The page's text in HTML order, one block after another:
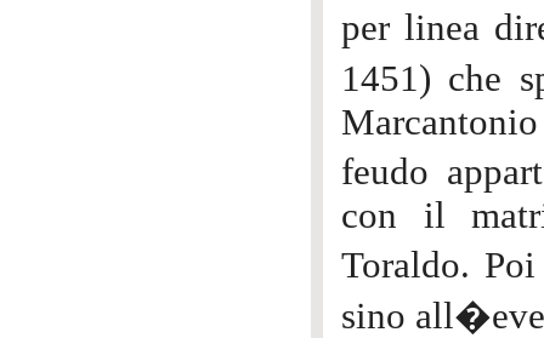
per linea
1451) che
feudo
con il
Toraldo.
sino